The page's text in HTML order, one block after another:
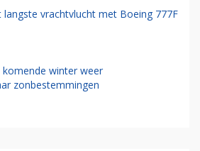
vrachtvlucht met Boeing 777F
winter weer
zonbestemmingen